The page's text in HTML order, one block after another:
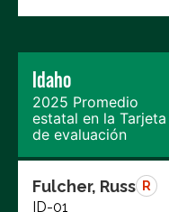
Idaho
2025 Promedio
estatal en la Tarjeta
de evaluación
Fulcher, Russ R
ID-01